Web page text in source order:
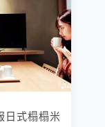
日式榻榻米